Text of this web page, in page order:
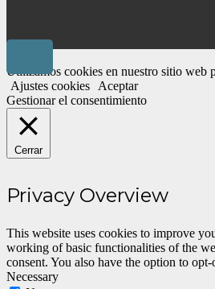
Utilizamos cookies en nuestro sitio web
Ajustes cookies
Aceptar
Gestionar el consentimiento
Cerrar
Privacy Overview
This website uses cookies to improve
working of basic functionalities of the
consent. You also have the option to
Necessary